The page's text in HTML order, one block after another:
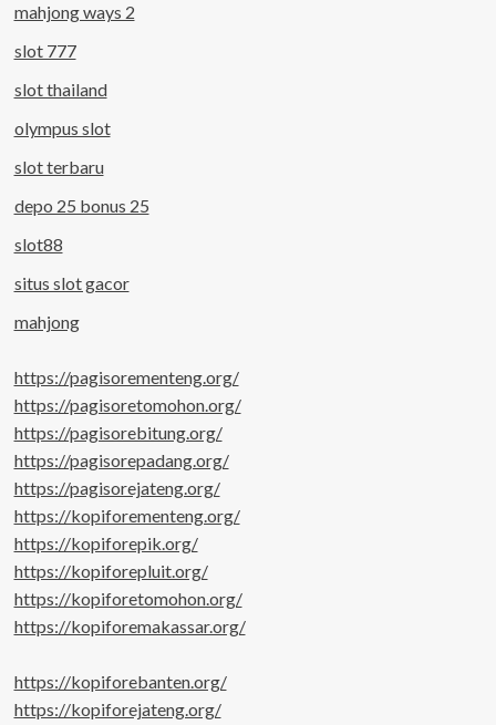
mahjong ways 2
slot 777
slot thailand
olympus slot
slot terbaru
depo 25 bonus 25
slot88
situs slot gacor
mahjong
https://pagisorementeng.org/
https://pagisoretomohon.org/
https://pagisorebitung.org/
https://pagisorepadang.org/
https://pagisorejateng.org/
https://kopiforementeng.org/
https://kopiforepik.org/
https://kopiforepluit.org/
https://kopiforetomohon.org/
https://kopiforemakassar.org/
https://kopiforebanten.org/
https://kopiforejateng.org/